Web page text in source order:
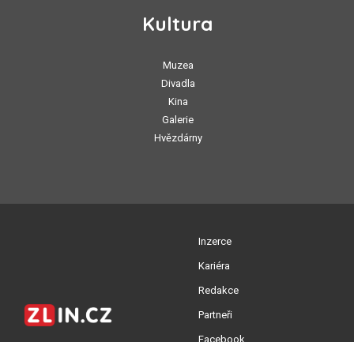
Kultura
Muzea
Divadla
Kina
Galerie
Hvězdárny
Inzerce
Kariéra
Redakce
Partneři
Facebook